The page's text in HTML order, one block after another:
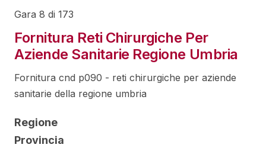
Gara 8 di 173
Fornitura Reti Chirurgiche Per
Aziende Sanitarie Regione Umbria
Fornitura cnd p090 - reti chirurgiche per aziende
sanitarie della regione umbria
Regione
Provincia